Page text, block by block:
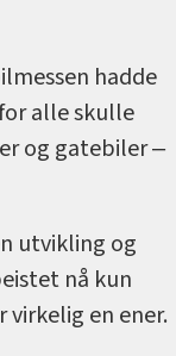
hadde
alle skulle
og gatebiler ‒
utvikling og
nå kun
virkelig en ener.